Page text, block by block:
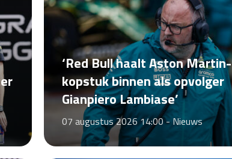
‘Red Bull haalt Aston Martin-
kopstuk binnen als opvolger
Gianpiero Lambiase’
07 augustus 2026 14:00 -Nieuws